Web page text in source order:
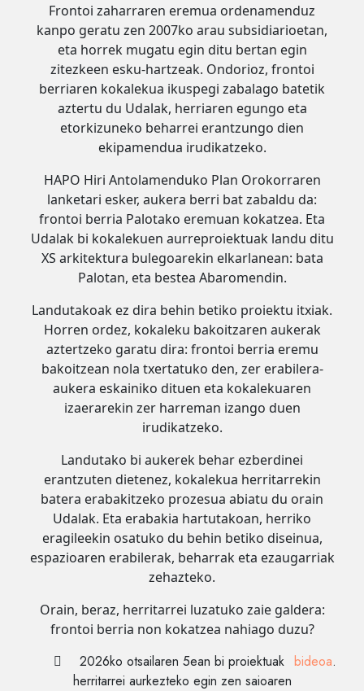
Frontoi zaharraren eremua ordenamenduz
kanpo geratu zen 2007ko arau subsidiarioetan,
eta horrek mugatu egin ditu bertan egin
zitezkeen esku-hartzeak. Ondorioz, frontoi
berriaren kokalekua ikuspegi zabalago batetik
aztertu du Udalak, herriaren egungo eta
etorkizuneko beharrei erantzungo dien
ekipamendua irudikatzeko.
HAPO Hiri Antolamenduko Plan Orokorraren
lanketari esker, aukera berri bat zabaldu da:
frontoi berria Palotako eremuan kokatzea. Eta
Udalak bi kokalekuen aurreproiektuak landu ditu
XS arkitektura bulegoarekin elkarlanean: bata
Palotan, eta bestea Abaromendin.
Landutakoak ez dira behin betiko proiektu itxiak.
Horren ordez, kokaleku bakoitzaren aukerak
aztertzeko garatu dira: frontoi berria eremu
bakoitzean nola txertatuko den, zer erabilera-
aukera eskainiko dituen eta kokalekuaren
izaerarekin zer harreman izango duen
irudikatzeko.
Landutako bi aukerek behar ezberdinei
erantzuten dietenez, kokalekua herritarrekin
batera erabakitzeko prozesua abiatu du orain
Udalak. Eta erabakia hartutakoan, herriko
eragileekin osatuko du behin betiko diseinua,
espazioaren erabilerak, beharrak eta ezaugarriak
zehazteko.
Orain, beraz, herritarrei luzatuko zaie galdera:
frontoi berria non kokatzea nahiago duzu?
2026ko otsailaren 5ean bi proiektuak
herritarrei aurkezteko egin zen saioaren
bideoa.